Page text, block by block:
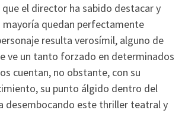
el director ha sabido destacar y
mayoría quedan perfectamente
resulta verosímil, alguno de
ve un tanto forzado en determinados
cuentan, no obstante, con su
su punto álgido dentro del
desembocando este thriller teatral y